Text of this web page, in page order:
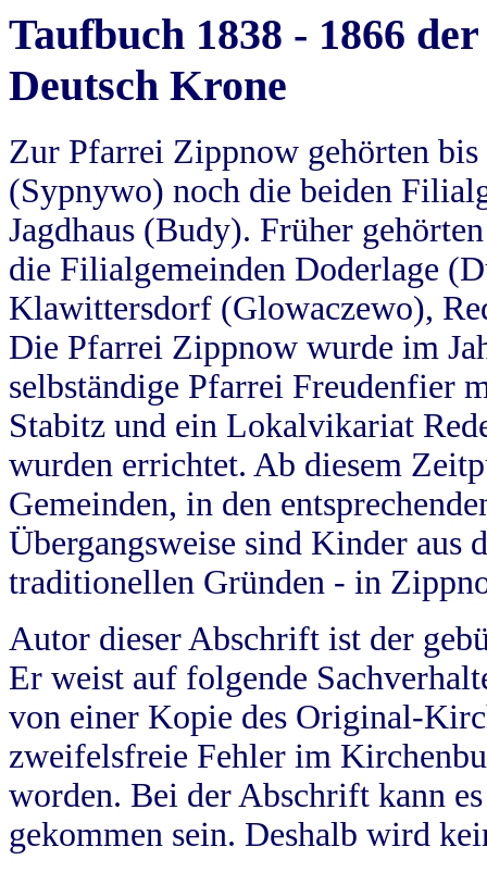
Taufbuch 1838 - 1866
Deutsch Krone
Zur Pfarrei Zippnow gehörten
(Sypnywo) noch die beiden
Jagdhaus (Budy). Früher
die Filialgemeinden Doderlage
Klawittersdorf (Glowaczewo),
Die Pfarrei Zippnow wurde im
selbständige Pfarrei Freudenfier
Stabitz und ein Lokalvikariat
wurden errichtet. Ab diesem
Gemeinden, in den
Übergangsweise sind Kinder aus
traditionellen Gründen - in
Autor dieser Abschrift ist der
Er weist auf folgende
von einer Kopie des Original-
zweifelsfreie Fehler im
worden. Bei der Abschrift kann
gekommen sein. Deshalb wird